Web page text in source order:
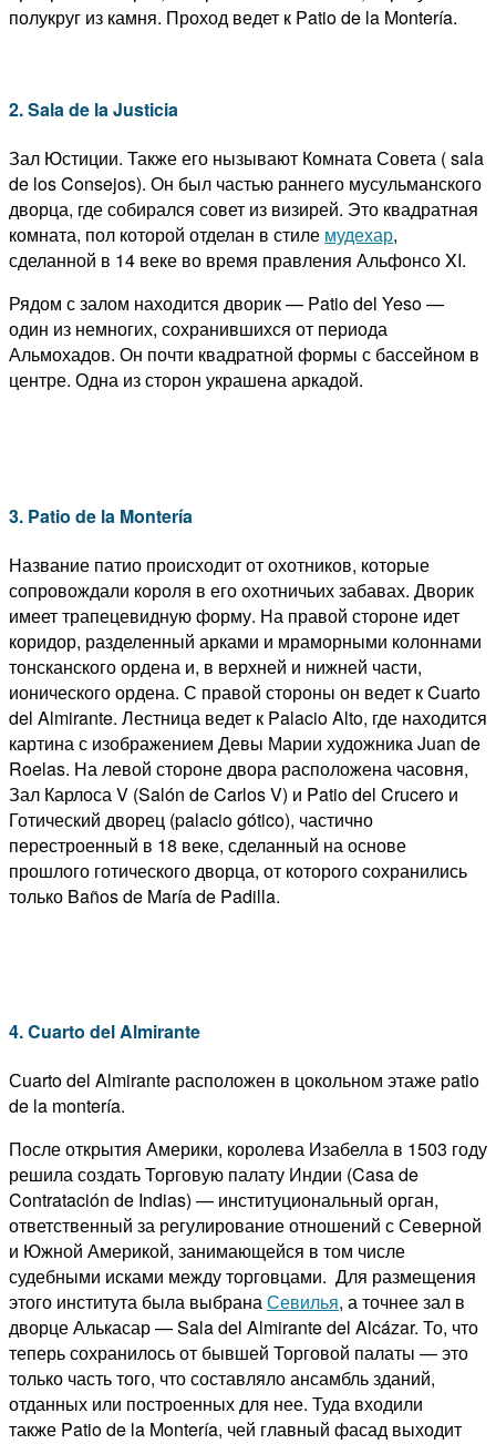
полукруг из камня. Проход ведет к Patio de la Montería.
2. Sala de la Justicia
Зал Юстиции. Также его нызывают Комната Совета ( sala
de los Consejos). Он был частью раннего мусульманского
дворца, где собирался совет из визирей. Это квадратная
комната, пол которой отделан в стиле мудехар,
сделанной в 14 веке во время правления Альфонсо XI.
Рядом с залом находится дворик — Patio del Yeso —
один из немногих, сохранившихся от периода
Альмохадов. Он почти квадратной формы с бассейном в
центре. Одна из сторон украшена аркадой.
3. Patio de la Montería
Название патио происходит от охотников, которые
сопровождали короля в его охотничьих забавах. Дворик
имеет трапецевидную форму. На правой стороне идет
коридор, разделенный арками и мраморными колоннами
тонсканского ордена и, в верхней и нижней части,
ионического ордена. С правой стороны он ведет к Cuarto
del Almirante. Лестница ведет к Palacio Alto, где находится
картина с изображением Девы Марии художника Juan de
Roelas. На левой стороне двора расположена часовня,
Зал Карлоса V (Salón de Carlos V) и Patio del Crucero и
Готический дворец (palacio gótico), частично
перестроенный в 18 веке, сделанный на основе
прошлого готического дворца, от которого сохранились
только Baños de María de Padilla.
4. Cuarto del Almirante
Сuarto del Almirante расположен в цокольном этаже patio
de la montería.
После открытия Америки, королева Изабелла в 1503 году
решила создать Торговую палату Индии (Casa de
Contratación de Indias) — институциональный орган,
ответственный за регулирование отношений с Северной
и Южной Америкой, занимающейся в том числе
судебными исками между торговцами. Для размещения
этого института была выбранаСевилья, а точнее зал в
дворце Алькасар — Sala del Almirante del Alcázar. То, что
теперь сохранилось от бывшей Торговой палаты — это
только часть того, что составляло ансамбль зданий,
отданных или построенных для нее. Туда входили
также Patio de la Montería, чей главный фасад выходит